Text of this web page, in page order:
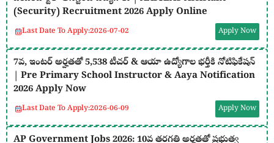
(Security) Recruitment 2026 Apply Online
Last Date To Apply:2026-07-02 Apply Now
7వ, ఇంటర్ అర్హతతో 5,538 టీచర్ & ఆయా ఉద్యోగాల భర్తీకి నోటిఫికేషన్
| Pre Primary School Instructor & Aaya Notification
2026 Apply Now
Last Date To Apply:2026-06-09 Apply Now
AP Government Jobs 2026: 10వ తరగతి అర్హతతో ప్రభుత్వ